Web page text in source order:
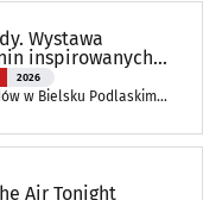
Wystawa
inspirowanych
2026
w Bielsku Podlaskim
Air Tonight